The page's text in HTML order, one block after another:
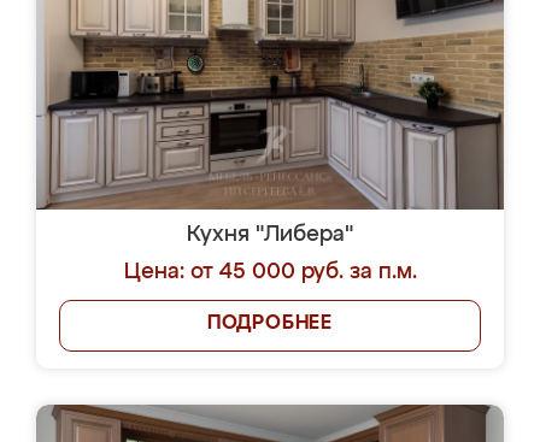
Кухня "Либера"
Цена: от 45 000 руб. за п.м.
ПОДРОБНЕЕ